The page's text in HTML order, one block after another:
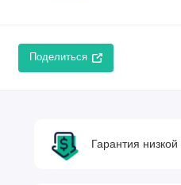
Поделиться
Гарантия